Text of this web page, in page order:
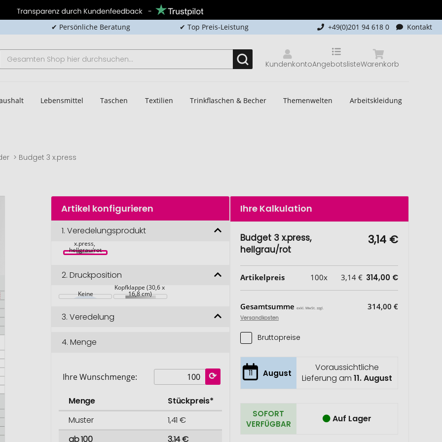
✔ Persönliche Beratung ✔ Top Preis-Leistung +49(0)201 94 618 0 Kontakt
Kundenkonto Warenkorb
Angebotsliste
Lebensmittel Taschen Textilien Trinkflaschen & Becher Themenwelten Arbeitskleidung
Budget 3 x.press
Artikel konfigurieren
1.Veredelungsprodukt
x.press,
hellgrau/rot
2.Druckposition
Keine
Kopfklappe (30,6 x
16,8 cm)
3.Veredelung
4.Menge
Ihre Wunschmenge:
Menge
Stückpreis*
Muster
1,41 €
ab 100
3,14 €
Ihre Kalkulation
Budget 3 x.press,
hellgrau/rot
3,14 €
Artikelpreis 100x 3,14 € 314,00 €
Gesamtsumme exkl. MwSt. zzgl.
Versandkosten
314,00 €
Bruttopreise
11 August
Voraussichtliche
Lieferung am 11. August
SOFORT
VERFÜGBAR
Auf Lager